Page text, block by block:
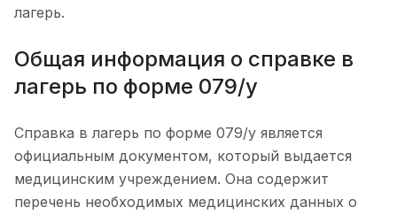
лагерь.
Общая информация о справке в
лагерь по форме 079/у
Справка в лагерь по форме 079/у является
официальным документом, который выдается
медицинским учреждением. Она содержит
перечень необходимых медицинских данных о